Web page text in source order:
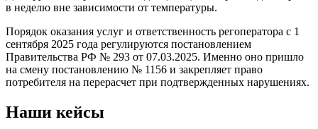
в неделю вне зависимости от температуры.
Порядок оказания услуг и ответственность регоператора с 1
сентября 2025 года регулируются постановлением
Правительства РФ № 293 от 07.03.2025. Именно оно пришло
на смену постановлению № 1156 и закрепляет право
потребителя на перерасчет при подтвержденных нарушениях.
Наши кейсы